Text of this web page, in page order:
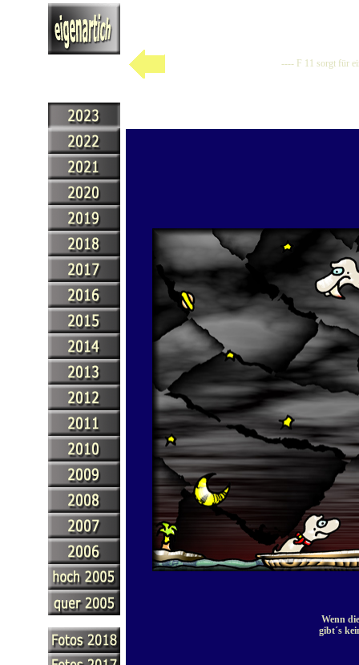
---- F 11 sorgt für
Wenn
gibt´s